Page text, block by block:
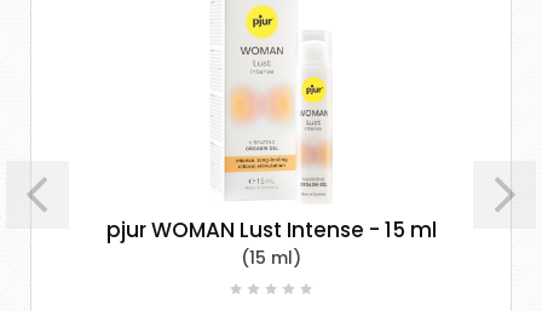
pjur WOMAN Lust Intense - 15 ml
(15 ml)